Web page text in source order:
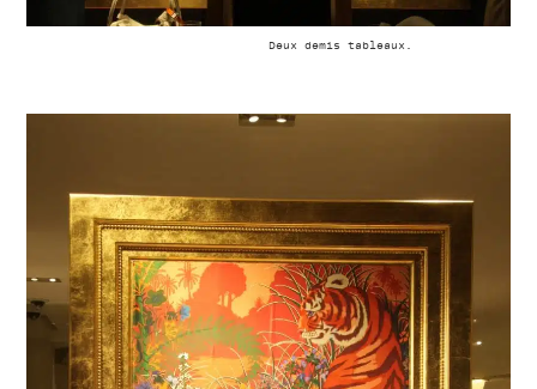
Deux demis tableaux.